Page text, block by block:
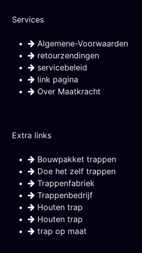
Services
Algemene-Voorwaarden
retourzendingen
servicebeleid
link pagina
Over Maatkracht
Extra links
Bouwpakket trappen
Doe het zelf trappen
Trappenfabriek
Trappenbedrijf
Houten trap
Houten trap
trap op maat